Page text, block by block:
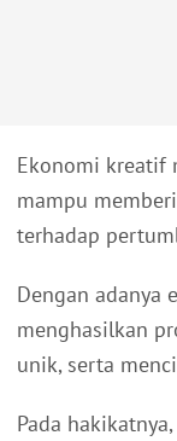
Ekonomi kreatif
mampu
terhadap
Dengan adanya
menghasilkan
unik, serta
Pada